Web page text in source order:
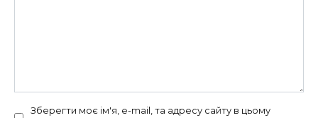
Зберегти моє ім'я, e-mail, та адресу сайту в цьому